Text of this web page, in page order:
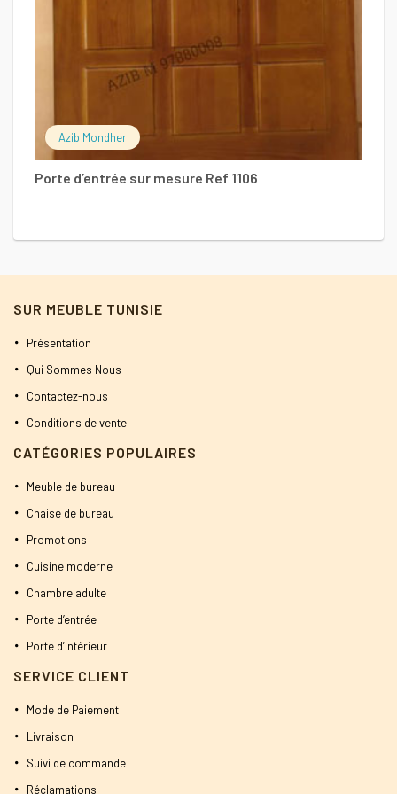
Azib Mondher
Porte d’entrée sur mesure Ref 1106
SUR MEUBLE TUNISIE
Présentation
Qui Sommes Nous
Contactez-nous
Conditions de vente
CATÉGORIES POPULAIRES
Meuble de bureau
Chaise de bureau
Promotions
Cuisine moderne
Chambre adulte
Porte d’entrée
Porte d’intérieur
SERVICE CLIENT
Mode de Paiement
Livraison
Suivi de commande
Réclamations